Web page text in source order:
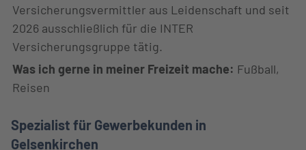
Versicherungsvermittler aus Leidenschaft und seit
2026 ausschließlich für die INTER
Versicherungsgruppe tätig.
Was ich gerne in meiner Freizeit mache: Fußball,
Reisen
Spezialist für Gewerbekunden in
Gelsenkirchen